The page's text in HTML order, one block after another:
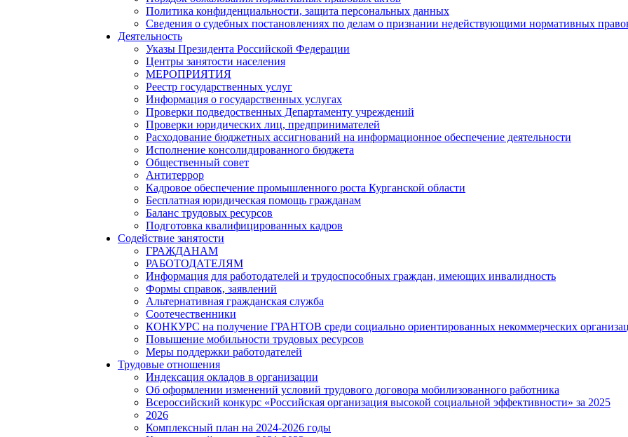
Политика конфиденциальности, защита персональных данных
Сведения о судебных постановлениях по делам о признании недействующими нормативных
Деятельность
Указы Президента Российской Федерации
Центры занятости населения
МЕРОПРИЯТИЯ
Реестр государственных услуг
Информация о государственных услугах
Проверки подведоственных Департаменту учреждений
Проверки юридических лиц, предпринимателей
Расходование бюджетных ассигнований на информационное обеспечение деятельности
Исполнение консолидированного бюджета
Общественный совет
Антитеррор
Кадровое обеспечение промышленного роста Курганской области
Бесплатная юридическая помощь гражданам
Баланс трудовых ресурсов
Подготовка квалифицированных кадров
Содействие занятости
ГРАЖДАНАМ
РАБОТОДАТЕЛЯМ
Информация для работодателей и трудоспособных граждан, имеющих инвалидность
Формы справок, заявлений
Альтернативная гражданская служба
Соотечественники
КОНКУРС на получение ГРАНТОВ среди социально ориентированных некоммерческих
Повышение мобильности трудовых ресурсов
Меры поддержки работодателей
Трудовые отношения
Индексация окладов в организации
Об оформлении изменений условий трудового договора мобилизованного работника
Всероссийский конкурс «Российская организация высокой социальной эффективности» за 2025
2026
Комплексный план на 2024-2026 годы